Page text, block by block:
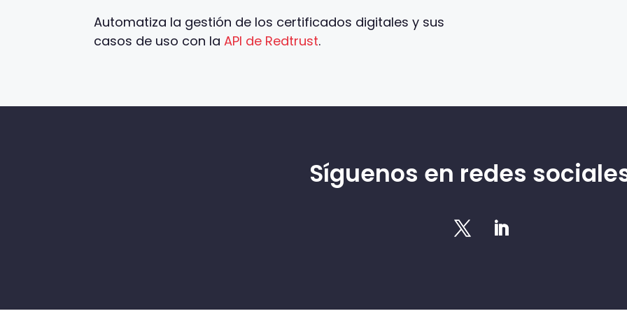
Automatiza la gestión de los certificados digitales y sus
casos de uso con laAPI de Redtrust.
Síguenos en redes